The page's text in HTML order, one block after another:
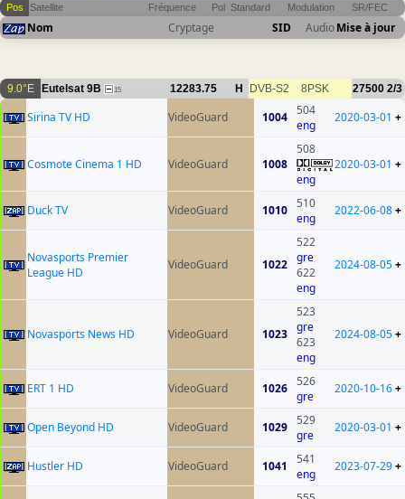
Pos Satellite Fréquence Pol Standard Modulation SR/FEC
Nom Cryptage SID AudioMise à jour
9.0°E Eutelsat 9B 15 12283.75 H DVB-S2 8PSK 27500 2/3
Sirina TV HD VideoGuard 1004 504
eng
2020-03-01 +
Cosmote Cinema 1 HD VideoGuard 1008
508
eng
2020-03-01 +
Duck TV VideoGuard 1010 510
eng
2022-06-08+
Novasports Premier
League HD
VideoGuard 1022
522
gre
622
eng
2024-08-05+
Novasports News HD VideoGuard 1023
523
gre
623
eng
2024-08-05+
ERT 1 HD VideoGuard 1026 526
gre
2020-10-16+
Open Beyond HD VideoGuard 1029 529
gre
2020-03-01 +
Hustler HD VideoGuard 1041
541
eng
2023-07-29+